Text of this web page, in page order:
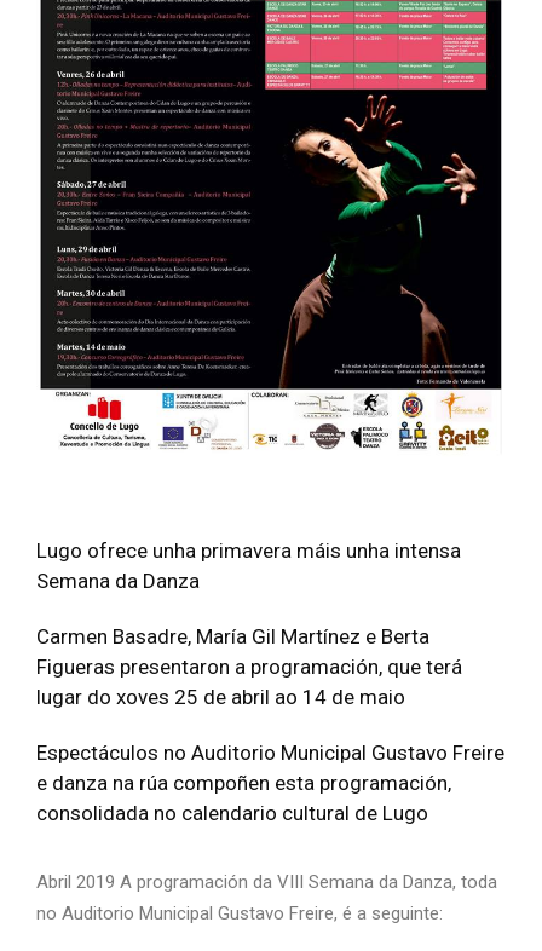
Lugo ofrece unha primavera máis unha intensa
Semana da Danza
Carmen Basadre, María Gil Martínez e Berta
Figueras presentaron a programación, que terá
lugar do xoves 25 de abril ao 14 de maio
Espectáculos no Auditorio Municipal Gustavo Freire
e danza na rúa compoñen esta programación,
consolidada no calendario cultural de Lugo
Abril 2019 A programación da VIII Semana da Danza, toda
no Auditorio Municipal Gustavo Freire, é a seguinte: